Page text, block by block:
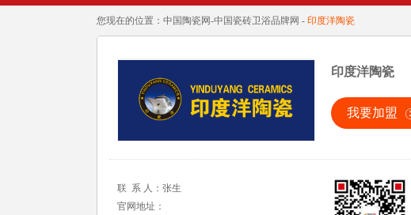
您现在的位置： 中国陶瓷网-中国瓷砖卫浴品牌网 - 印度洋陶瓷
印度洋陶瓷
我要加盟
联 系 人：张生
官网地址：